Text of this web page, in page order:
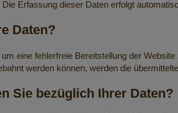
Erfassung dieser Daten erfolgt
Daten?
eine fehlerfreie Bereitstellung der
werden können, werden die
Sie bezüglich Ihrer Daten?